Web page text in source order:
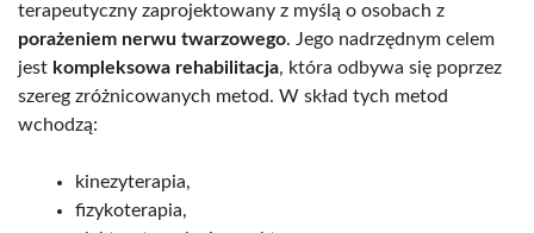
terapeutyczny zaprojektowany z myślą o osobach z
porażeniem nerwu twarzowego. Jego nadrzędnym celem
jest kompleksowa rehabilitacja, która odbywa się poprzez
szereg zróżnicowanych metod. W skład tych metod
wchodzą:
kinezyterapia,
fizykoterapia,